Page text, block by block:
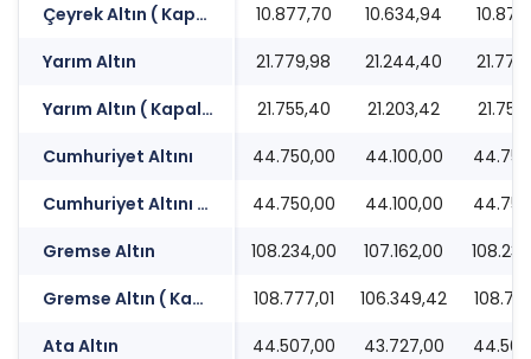
Çeyrek Altın ( Kapalı Çarşı )
10.877,70 10.634,94
Yarım Altın
21.779,98 21.244,40
Yarım Altın ( Kapalı Çarşı )
21.755,40 21.203,42
Cumhuriyet Altını
44.750,00 44.100,00
Cumhuriyet Altını ( Kapalı Çarşı )
44.750,00 44.100,00
Gremse Altın
108.234,00 107.162,00
Gremse Altın ( Kapalı Çarşı )
108.777,01 106.349,42
Ata Altın
44.507,00 43.727,00